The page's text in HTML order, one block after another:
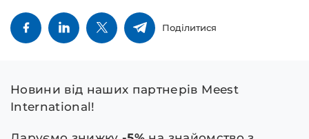
Поділитися
Новини від наших партнерів Meest
International!